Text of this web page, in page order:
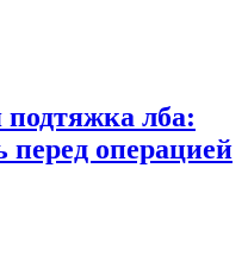
лба:
перед операцией